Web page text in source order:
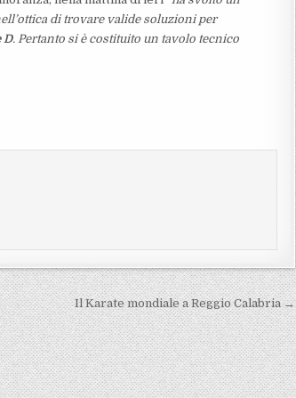
di trovare valide soluzioni per
D. Pertanto si è costituito un tavolo tecnico
Il Karate mondiale a Reggio Calabria →